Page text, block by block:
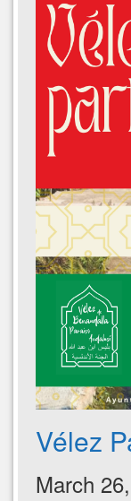
Vélez
March